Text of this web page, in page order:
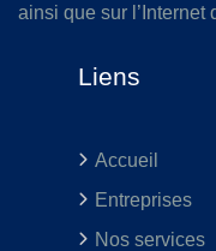
ainsi que sur l’Internet
Liens
Accueil
Entreprises
Nos services